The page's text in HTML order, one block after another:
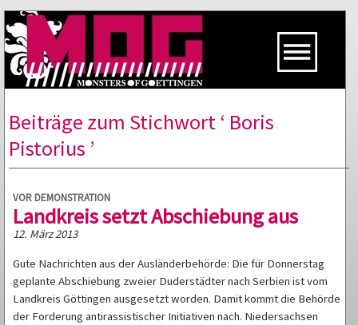
Beiträge zum Stichwort ‘ Boris
Pistorius ’
VOR DEMONSTRATION
Landkreis setzt Abschiebung aus
12. März 2013
Gute Nachrichten aus der Ausländerbehörde: Die für Donnerstag
geplante Abschiebung zweier Duderstädter nach Serbien ist vom
Landkreis Göttingen ausgesetzt worden. Damit kommt die Behörde
der Forderung antirassistischer Initiativen nach. Niedersachsen